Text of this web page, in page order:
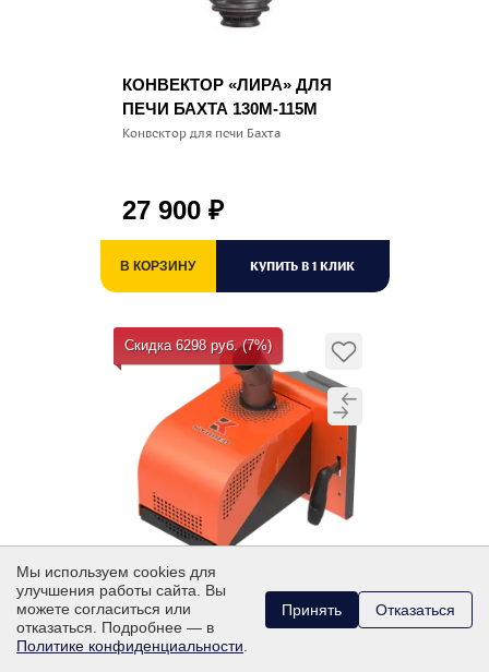
КОНВЕКТОР «ЛИРА» ДЛЯ
ПЕЧИ БАХТА 130М-115М
Конвектор для печи Бахта
27 900 ₽
В КОРЗИНУ КУПИТЬ В 1 КЛИК
Скидка 6298 руб. (7%)
ПЕЛЛЕТНАЯ ГОРЕЛКА
ТЕПЛОДАР ФАКЕЛЬНАЯ
НОРМА (3.0)
Для бытовых отопительных печей,
Мы используем cookies для
улучшения работы сайта. Вы
можете согласиться или
отказаться. Подробнее — в
Политике конфиденциальности
Принять Отказаться